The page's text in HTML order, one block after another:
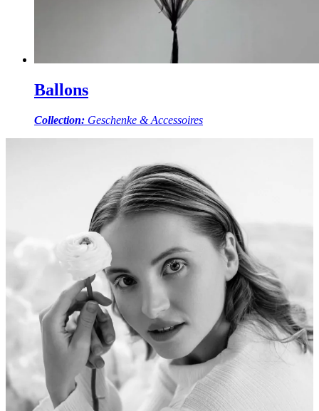
Ballons
Collection: Geschenke & Accessoires